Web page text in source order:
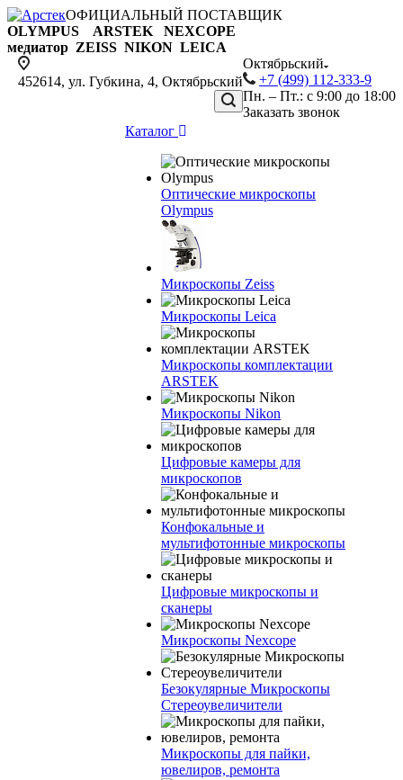
ОФИЦИАЛЬНЫЙ ПОСТАВЩИК
OLYMPUS ARSTEK NEXCOPE
медиатор ZEISS NIKON LEICA
Октябрьский
+7 (499) 112-333-9
Пн. – Пт.: с 9:00 до 18:00
Заказать звонок
452614, ул. Губкина, 4, Октябрьский
Каталог
Оптические микроскопы
Olympus
Микроскопы Zeiss
Микроскопы Leica
Микроскопы комплектации
ARSTEK
Микроскопы Nikon
Цифровые камеры для
микроскопов
Конфокальные и
мультифотонные микроскопы
Цифровые микроскопы и
сканеры
Микроскопы Nexcope
Безокулярные Микроскопы
Стереоувеличители
Микроскопы для пайки,
ювелиров, ремонта